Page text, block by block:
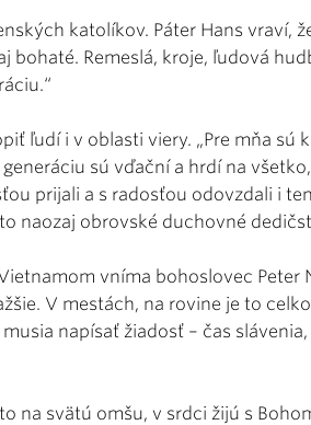
katolíkov. Páter Hans vraví,
bohaté. Remeslá, kroje, ľudová
ľudí i v oblasti viery. „Pre mňa sú
sú vďační a hrdí na
prijali a s radosťou odovzdali i
naozaj obrovské duchovné
vníma bohoslovec Peter
V mestách, na rovine je to
napísať žiadosť – čas
na svätú omšu, v srdci žijú s